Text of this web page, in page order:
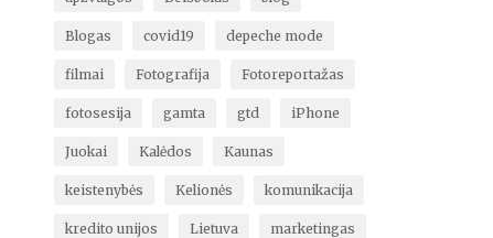
Blogas covid19 depeche mode
filmai Fotografija Fotoreportažas
fotosesija gamta gtd iPhone
Juokai Kalėdos Kaunas
keistenybės Kelionės komunikacija
kredito unijos Lietuva marketingas